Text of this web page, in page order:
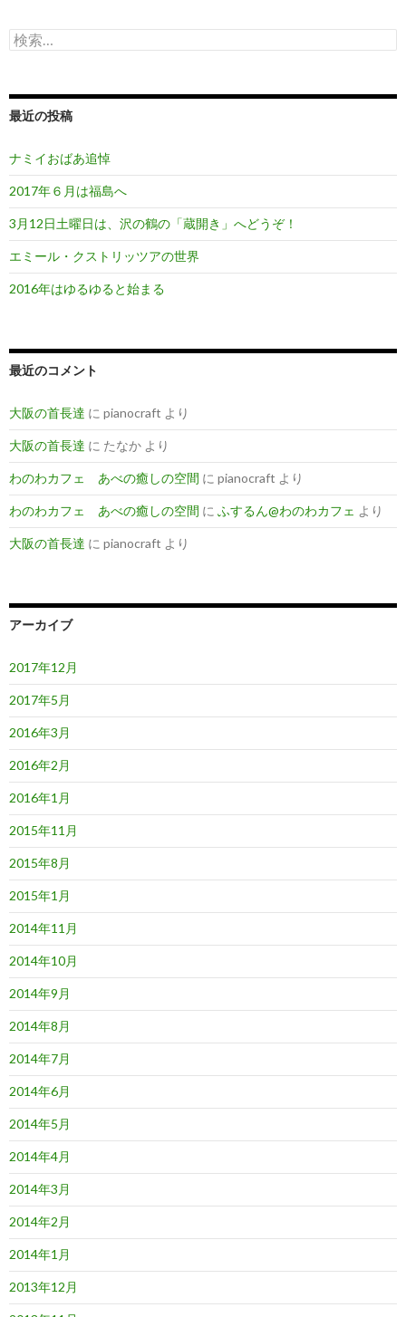
検
索:
最近の投稿
ナミイおばあ追悼
2017年６月は福島へ
3月12日土曜日は、沢の鶴の「蔵開き」へどうぞ！
エミール・クストリッツアの世界
2016年はゆるゆると始まる
最近のコメント
大阪の首長達 に pianocraft より
大阪の首長達 に たなか より
わのわカフェ あべの癒しの空間 に pianocraft より
わのわカフェ あべの癒しの空間 に ふするん@わのわカフェ より
大阪の首長達 に pianocraft より
アーカイブ
2017年12月
2017年5月
2016年3月
2016年2月
2016年1月
2015年11月
2015年8月
2015年1月
2014年11月
2014年10月
2014年9月
2014年8月
2014年7月
2014年6月
2014年5月
2014年4月
2014年3月
2014年2月
2014年1月
2013年12月